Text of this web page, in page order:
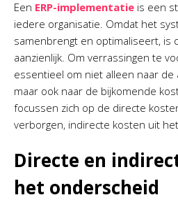
Een ERP-implementatie is een
iedere organisatie. Omdat het
samenbrengt en optimaliseert, is
aanzienlijk. Om verrassingen te
essentieel om niet alleen naar de
maar ook naar de bijkomende
focussen zich op de directe
verborgen, indirecte kosten uit
Directe en
het onderscheid